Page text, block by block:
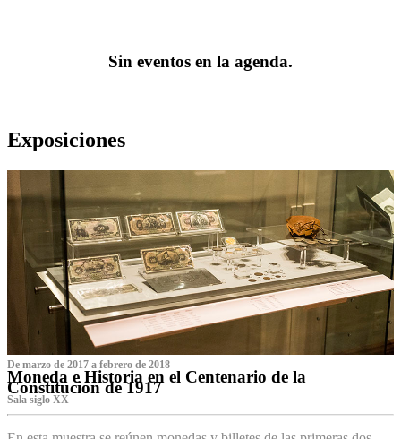
Sin eventos en la agenda.
Exposiciones
De marzo de 2017 a febrero de 2018
Moneda e Historia en el Centenario de la
Constitución de 1917
Sala siglo XX